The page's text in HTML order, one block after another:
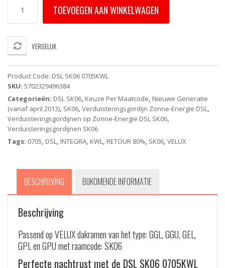
SK06
INTEGRA
Elektrisch
-
Grijs
(Op
Zonne-
Energie)
-
White
TOEVOEGEN AAN WINKELWAGEN
VERGELIJK
Product Code: DSL SK06 0705KWL
SKU: 5702329496384
Categorieën: DSL SK06, Keuze Per Maatcode, Nieuwe Generatie
(vanaf april 2013), SK06, Verduisteringsgordijn Zonne-Energie DSL,
Verduisteringsgordijnen op Zonne-Energie DSL SK06,
Verduisteringsgordijnen SK06
Tags: 0705, DSL, INTEGRA, KWL, RETOUR 80%, SK06, VELUX
BESCHRIJVING BIJKOMENDE INFORMATIE
Beschrijving
Passend op VELUX dakramen van het type: GGL, GGU, GEL,
GPL en GPU met raamcode: SK06
Perfecte nachtrust met de DSL SK06 0705KWL